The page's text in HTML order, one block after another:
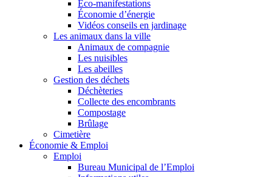
Éco-manifestations
Économie d’énergie
Vidéos conseils en jardinage
Les animaux dans la ville
Animaux de compagnie
Les nuisibles
Les abeilles
Gestion des déchets
Déchèteries
Collecte des encombrants
Compostage
Brûlage
Cimetière
Économie & Emploi
Emploi
Bureau Municipal de l’Emploi